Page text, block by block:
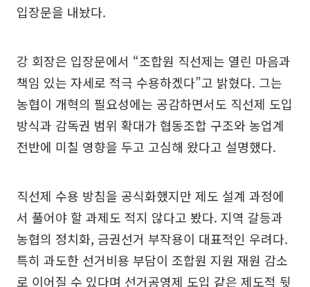
입장문을 내놨다.
강 회장은 입장문에서 “조합원 직선제는 열린 마음과
책임 있는 자세로 적극 수용하겠다”고 밝혔다. 그는
농협이 개혁의 필요성에는 공감하면서도 직선제 도입
방식과 감독권 범위 확대가 협동조합 구조와 농업계
전반에 미칠 영향을 두고 고심해 왔다고 설명했다.
직선제 수용 방침을 공식화했지만 제도 설계 과정에
서 풀어야 할 과제도 적지 않다고 봤다. 지역 갈등과
농협의 정치화, 금권선거 부작용이 대표적인 우려다.
특히 과도한 선거비용 부담이 조합원 지원 재원 감소
로 이어질 수 있다며 선거공영제 도입 같은 제도적 뒷